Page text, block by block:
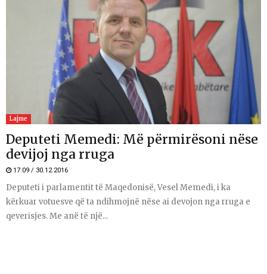
Lajme
Deputeti Memedi: Më përmirësoni nëse
devijoj nga rruga
17:09 / 30.12.2016
Deputeti i parlamentit të Maqedonisë, Vesel Memedi, i ka
kërkuar votuesve që ta ndihmojnë nëse ai devojon nga rruga e
qeverisjes. Me anë të një...